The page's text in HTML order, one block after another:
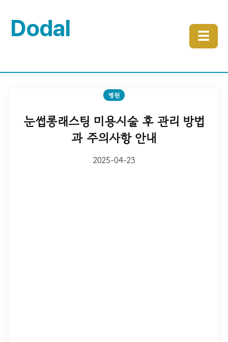
Dodal ☰
병원
눈썹롱래스팅 미용시술 후 관리 방법
과 주의사항 안내
2025-04-23